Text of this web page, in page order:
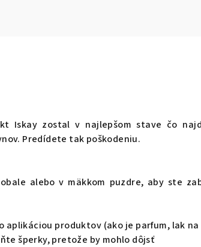
Iskay zostal v najlepšom stave čo
Predídete tak poškodeniu.
alebo v mäkkom puzdre, aby ste
aplikáciou produktov (ako je parfum, lak na
šperky, pretože by mohlo dôjsť